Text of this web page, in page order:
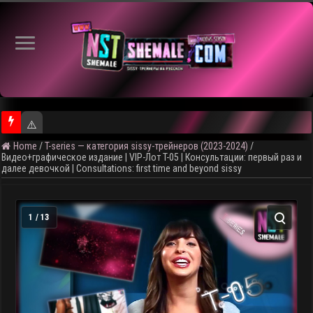
⚠️ Кадры из предстоящего ролика
Home / T-series — категория sissy-трейнеров (2023-2024) /
Видео+графическое издание | VIP-Лот T-05 | Консультации: первый раз и
далее девочкой | Сonsultations: first time and beyond sissy
1 / 13